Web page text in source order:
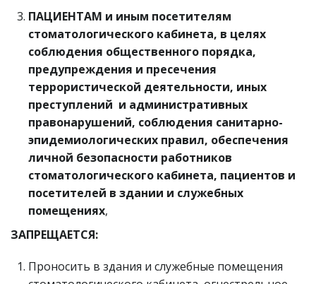
ПАЦИЕНТАМ и иным посетителям
стоматологического кабинета, в целях
соблюдения общественного порядка,
предупреждения и пресечения
террористической деятельности, иных
преступлений и административных
правонарушений, соблюдения санитарно-
эпидемиологических правил, обеспечения
личной безопасности работников
стоматологического кабинета, пациентов и
посетителей в здании и служебных
помещениях,
ЗАПРЕЩАЕТСЯ:
Проносить в здания и служебные помещения